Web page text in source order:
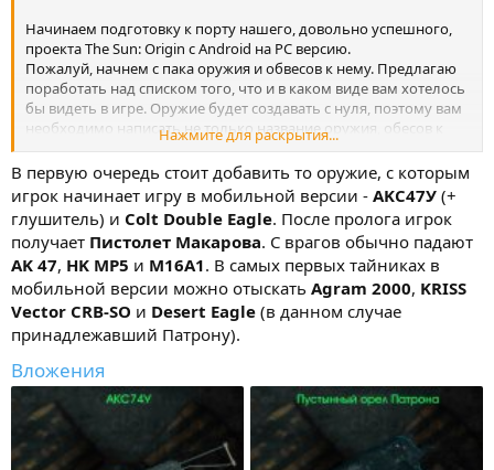
Начинаем подготовку к порту нашего, довольно успешного,
проекта The Sun: Origin с Android на PC версию.
Пожалуй, начнем с пака оружия и обвесов к нему. Предлагаю
поработать над списком того, что и в каком виде вам хотелось
бы видеть в игре. Оружие будет создавать с нуля, поэтому вам
необходимо написать не только название оружия, обесов к
нему и т.д, но и указать референс, чтобы 3D-художник мог его
воспроизвести как положено. После того, как модели оружия
будут готовы, аниматор приступит к анимациям, которые мы
так же продумаем вместе с игроками.
Нажмите для раскрытия...
В первую очередь стоит добавить то оружие, с которым
игрок начинает игру в мобильной версии - AKC47У (+
глушитель) и Colt Double Eagle. После пролога игрок
получает Пистолет Макарова. С врагов обычно падают
AK 47, HK MP5 и M16A1. В самых первых тайниках в
мобильной версии можно отыскать Agram 2000, KRISS
Vector CRB-SO и Desert Eagle (в данном случае
принадлежавший Патрону).
Вложения